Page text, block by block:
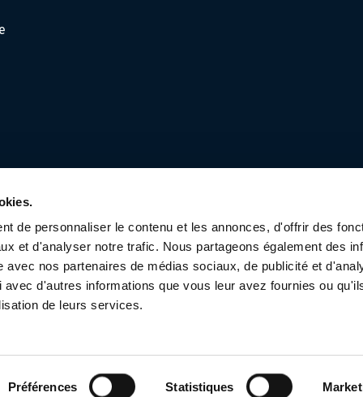
de personnaliser le contenu et les annonces, d'offrir des
et d'analyser notre trafic. Nous partageons également des
avec nos partenaires de médias sociaux, de publicité et
d'autres informations que vous leur avez fournies ou
de leurs services.
Préférences Statistiques